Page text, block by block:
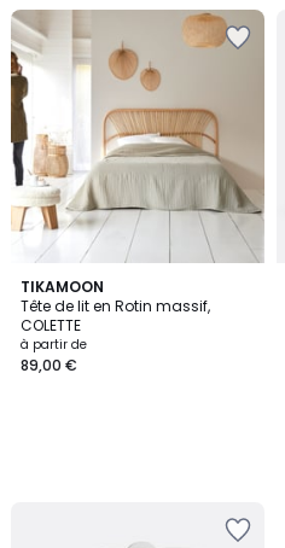
TIKAMOON
Tête de lit en Rotin massif,
COLETTE
à partir de
89,00 €